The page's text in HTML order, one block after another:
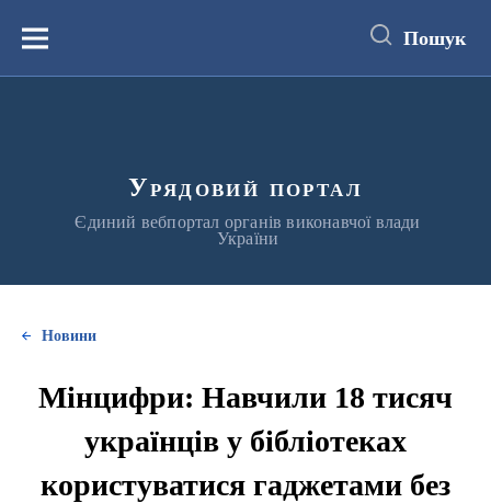
вмістуМеню Пошук
Урядовий портал
Єдиний вебпортал органів виконавчої влади
України
Новини
Мінцифри: Навчили 18 тисяч
українців у бібліотеках
користуватися гаджетами без